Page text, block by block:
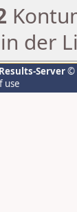
der
Server©
use